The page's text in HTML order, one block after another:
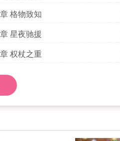
格物致知
星夜驰援
权杖之重